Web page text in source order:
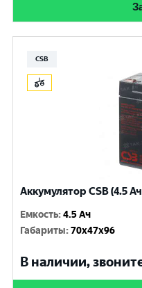
CSB
Аккумулятор CSB (4.5
Емкость:4.5 Ач
Габариты:70x47x96
В наличии,